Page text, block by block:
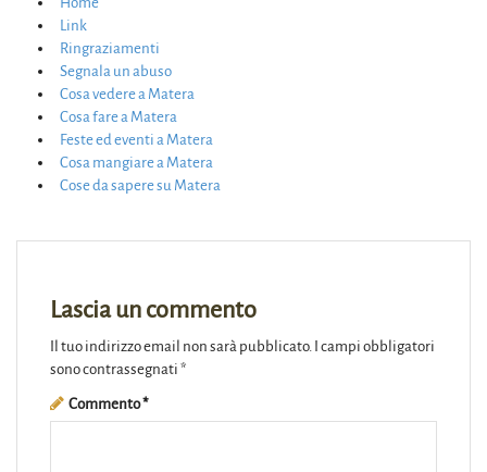
Link
Ringraziamenti
Segnala un abuso
Cosa vedere a Matera
Cosa fare a Matera
Feste ed eventi a Matera
Cosa mangiare a Matera
Cose da sapere su Matera
Lascia un commento
Il tuo indirizzo email non sarà pubblicato. I campi obbligatori
sono contrassegnati *
Commento*